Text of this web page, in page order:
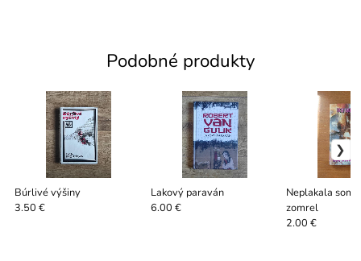
Podobné produkty
Búrlivé výšiny
3.50 €
Lakový paraván
6.00 €
Neplakala som,
zomrel
2.00 €